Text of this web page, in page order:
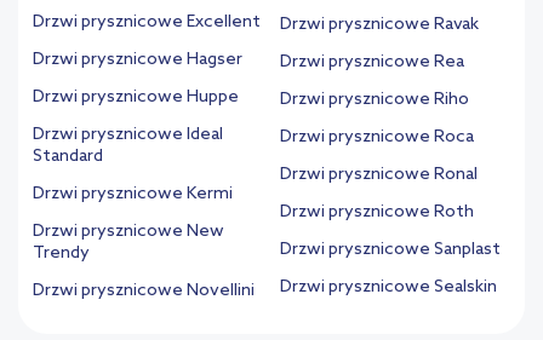
Drzwi prysznicowe Excellent
Drzwi prysznicowe Hagser
Drzwi prysznicowe Huppe
Drzwi prysznicowe Ideal
Standard
Drzwi prysznicowe Kermi
Drzwi prysznicowe New
Trendy
Drzwi prysznicowe Novellini
Drzwi prysznicowe Ravak
Drzwi prysznicowe Rea
Drzwi prysznicowe Riho
Drzwi prysznicowe Roca
Drzwi prysznicowe Ronal
Drzwi prysznicowe Roth
Drzwi prysznicowe Sanplast
Drzwi prysznicowe Sealskin